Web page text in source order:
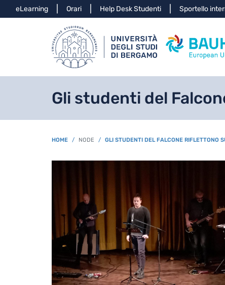
Info
eLearning Orari Help Desk Studenti Sportello
Gli studenti del
BREADCRUMB
HOME NODE GLI STUDENTI DEL FALCONE RIFLETTONO